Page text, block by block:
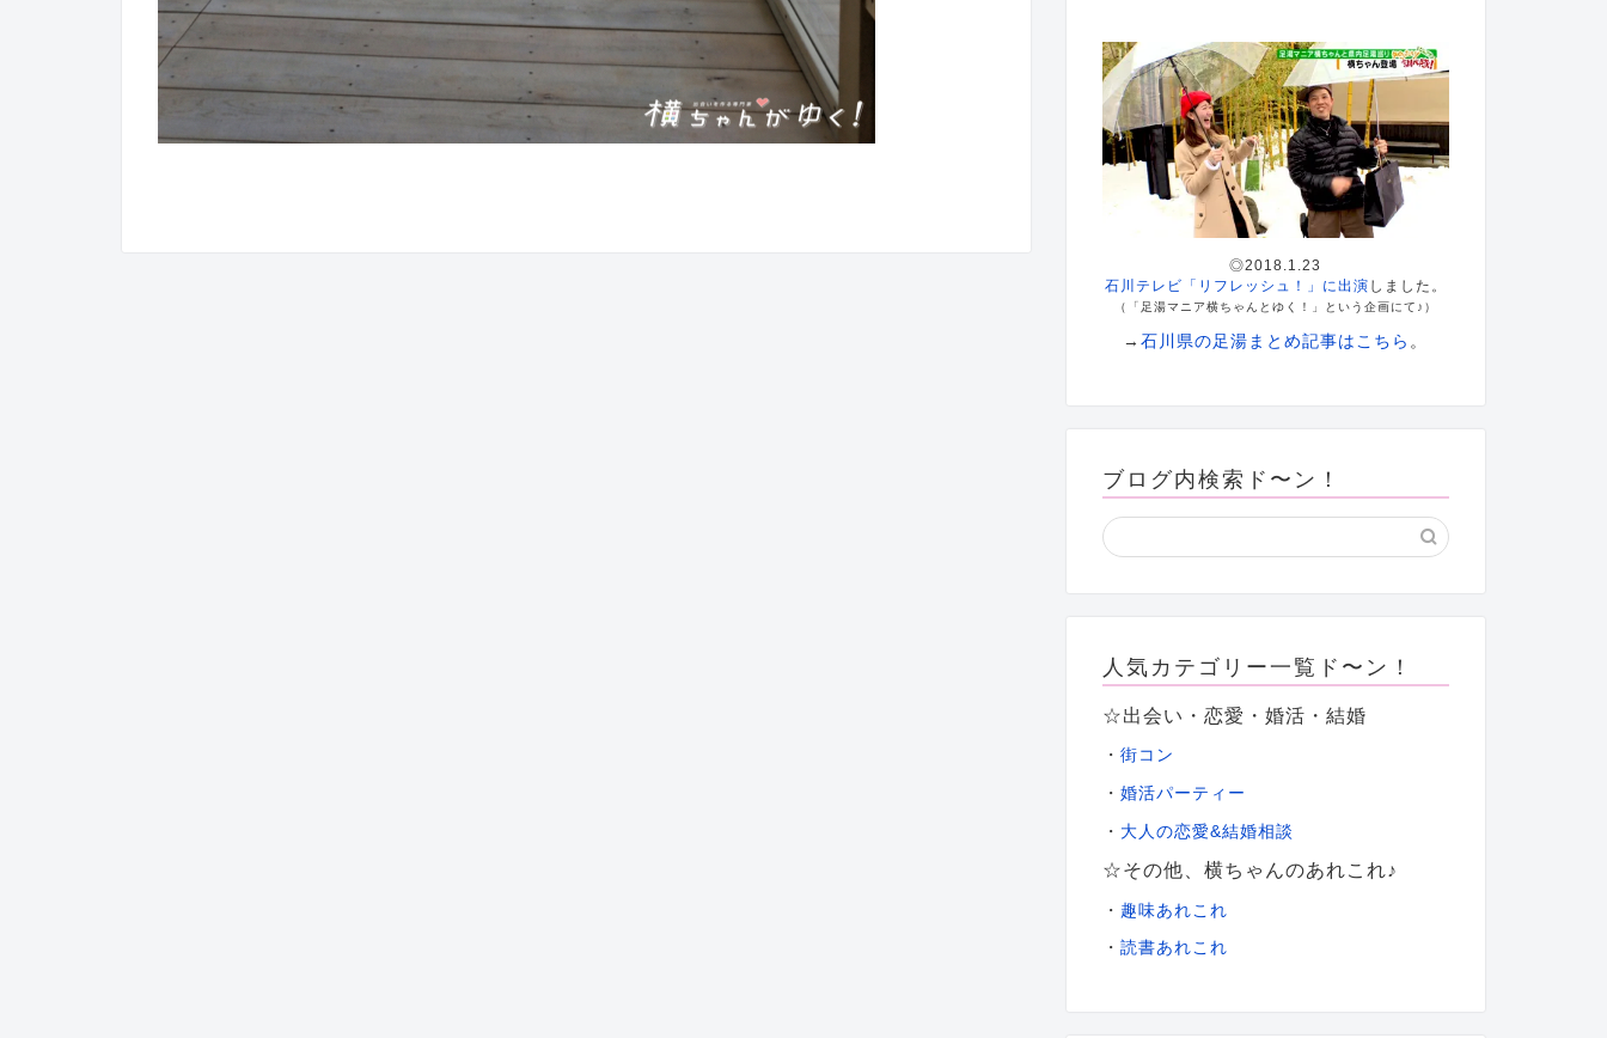
◎2018.1.23
石川テレビ「リフレッシュ！」に出演 しました。
（「足湯マニア横ちゃんとゆく！」という企画にて♪）
→石川県の足湯まとめ記事はこちら 。
ブログ内検索ド〜ン！
人気カテゴリー一覧ド〜ン！
☆出会い・恋愛・婚活・結婚
・ 街コン
・ 婚活パーティー
・ 大人の恋愛&結婚相談
☆その他、横ちゃんのあれこれ♪
・ 趣味あれこれ
・ 読書あれこれ